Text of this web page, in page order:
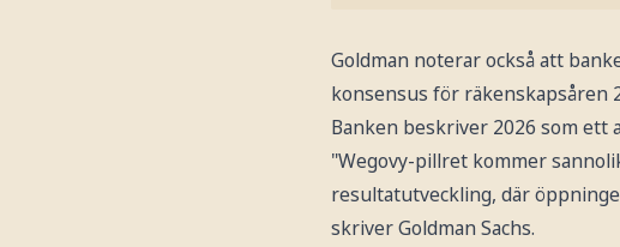
Goldman noterar också att
konsensus för räkenskapsåren
Banken beskriver 2026 som ett
"Wegovy-pillret kommer
resultatutveckling, där
skriver Goldman Sachs.